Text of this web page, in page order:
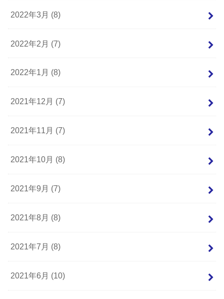
2022年3月 (8)
2022年2月 (7)
2022年1月 (8)
2021年12月 (7)
2021年11月 (7)
2021年10月 (8)
2021年9月 (7)
2021年8月 (8)
2021年7月 (8)
2021年6月 (10)